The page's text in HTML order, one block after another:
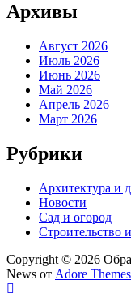
Архивы
Август 2026
Июль 2026
Июнь 2026
Май 2026
Апрель 2026
Март 2026
Рубрики
Архитектура и
Новости
Сад и огород
Строительство
Copyright © 2026
News от Adore Themes